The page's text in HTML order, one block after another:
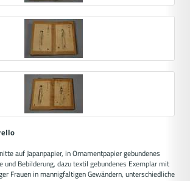
auf Japanpapier, in Ornamentpapier gebundenes
und Bebilderung, dazu textil gebundenes Exemplar mit
Frauen in mannigfaltigen Gewändern, unterschiedliche